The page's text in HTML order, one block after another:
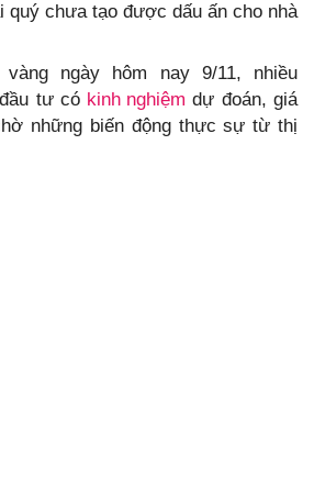
quý chưa tạo được dấu ấn cho nhà
ngày hôm nay 9/11, nhiều
tư có kinh nghiệm dự đoán, giá
những biến động thực sự từ thị